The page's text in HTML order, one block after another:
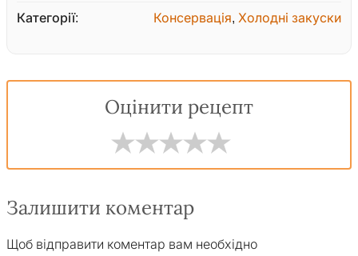
Категорії: Консервація, Холодні закуски
Оцінити рецепт
Залишити коментар
Щоб відправити коментар вам необхідно